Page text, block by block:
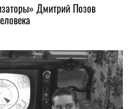
Дмитрий Позов